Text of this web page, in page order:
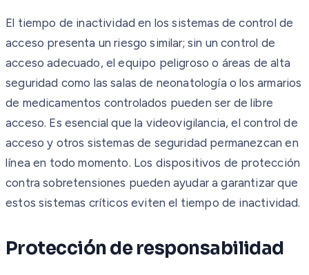
El tiempo de inactividad en los sistemas de control de
acceso presenta un riesgo similar; sin un control de
acceso adecuado, el equipo peligroso o áreas de alta
seguridad como las salas de neonatología o los armarios
de medicamentos controlados pueden ser de libre
acceso. Es esencial que la videovigilancia, el control de
acceso y otros sistemas de seguridad permanezcan en
línea en todo momento. Los dispositivos de protección
contra sobretensiones pueden ayudar a garantizar que
estos sistemas críticos eviten el tiempo de inactividad.
Protección de responsabilidad